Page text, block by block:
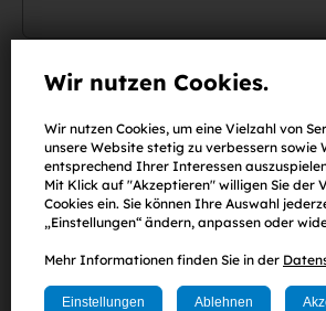
Nachname
E-Mail-Adresse
mind. 8 Zeichen eine Zahl sowie ein Klein- und
Wir nutzen Cookies.
Wir nutzen Cookies, um eine Vielzahl von
unsere Website stetig zu verbessern sowie
entsprechend Ihrer Interessen
Mit Klick auf "Akzeptieren" willigen Sie der
Cookies ein. Sie können Ihre Auswahl
„Einstellungen“ ändern, anpassen oder
Mehr Informationen finden Sie in der
Einstellungen Ablehnen